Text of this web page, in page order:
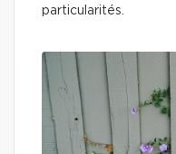
particularités.